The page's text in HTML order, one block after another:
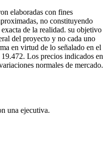
elaboradas con fines
no constituyendo
de la realidad. su objetivo
del proyecto y no cada uno
en virtud de lo señalado en el
Los precios indicados en
normales de mercado.
una ejecutiva.